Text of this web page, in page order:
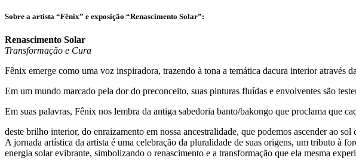
Sobre a artista “Fênix” e exposição “Renascimento Solar”:
Renascimento Solar
Transformação e Cura
Fênix emerge como uma voz inspiradora, trazendo à tona a temática dacura interior através
Em um mundo marcado pela dor do preconceito, suas pinturas fluídas e envolventes são
Em suas palavras, Fênix nos lembra da antiga sabedoria banto/bakongo que proclama que
deste brilho interior, do enraizamento em nossa ancestralidade, que podemos ascender ao
A jornada artística da artista é uma celebração da pluralidade de suas origens, um tributo à
energia solar evibrante, simbolizando o renascimento e a transformação que ela mesma